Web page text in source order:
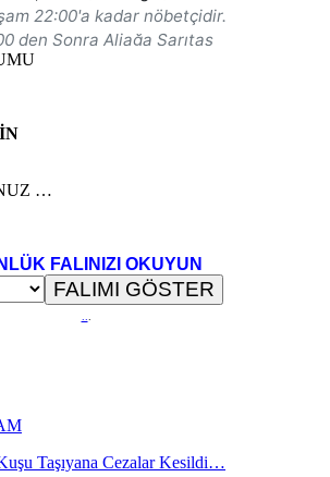
…
FALINIZI OKUYUN
...
Taşıyana Cezalar Kesildi…